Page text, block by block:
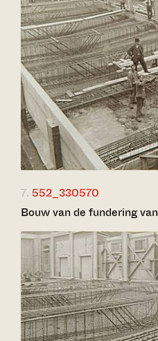
7. 552_330570
Bouw van de fundering